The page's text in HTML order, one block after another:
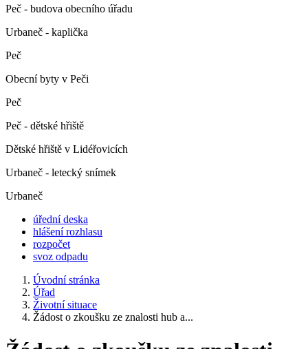
Peč - budova obecního úřadu
Urbaneč - kaplička
Peč
Obecní byty v Peči
Peč
Peč - dětské hřiště
Dětské hřiště v Lidéřovicích
Urbaneč - letecký snímek
Urbaneč
úřední deska
hlášení rozhlasu
rozpočet
svoz odpadu
Úvodní stránka
Úřad
Životní situace
Žádost o zkoušku ze znalosti hub a...